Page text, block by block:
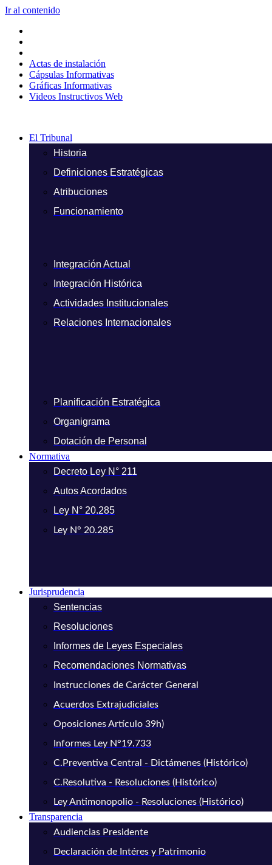
Ir al contenido
Actas de instalación
Cápsulas Informativas
Gráficas Informativas
Videos Instructivos Web
El Tribunal
Historia
Definiciones Estratégicas
Atribuciones
Funcionamiento
Integración Actual
Integración Histórica
Actividades Institucionales
Relaciones Internacionales
Planificación Estratégica
Organigrama
Dotación de Personal
Normativa
Decreto Ley N° 211
Autos Acordados
Ley N° 20.285
Ley N° 20.285
Jurisprudencia
Sentencias
Resoluciones
Informes de Leyes Especiales
Recomendaciones Normativas
Instrucciones de Carácter General
Acuerdos Extrajudiciales
Oposiciones Artículo 39h)
Informes Ley N°19.733
C.Preventiva Central - Dictámenes (Histórico)
C.Resolutiva - Resoluciones (Histórico)
Ley Antimonopolio - Resoluciones (Histórico)
Transparencia
Audiencias Presidente
Declaración de Intéres y Patrimonio